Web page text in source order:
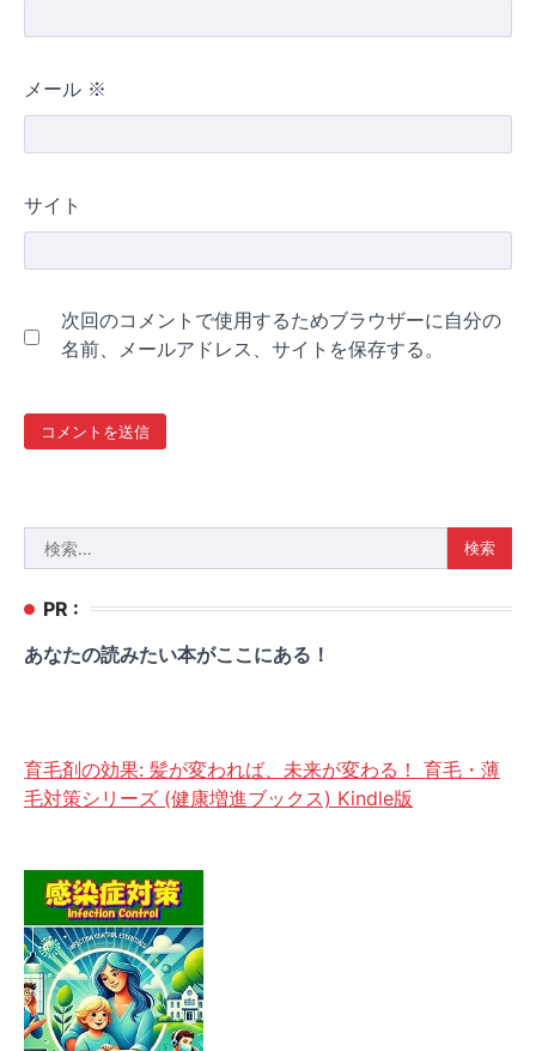
メール ※
サイト
次回のコメントで使用するためブラウザーに自分の
名前、メールアドレス、サイトを保存する。
索:
PR :
あなたの読みたい本がここにある！
育毛剤の効果: 髪が変われば、未来が変わる！ 育毛・薄
毛対策シリーズ (健康増進ブックス) Kindle版